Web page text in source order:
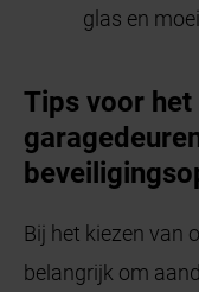
glas en
Tips voor het
Bij het kiezen van
belangrijk om